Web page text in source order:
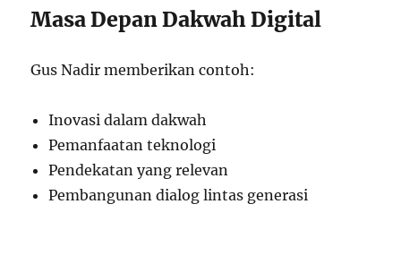
Masa Depan Dakwah Digital
Gus Nadir memberikan contoh:
Inovasi dalam dakwah
Pemanfaatan teknologi
Pendekatan yang relevan
Pembangunan dialog lintas generasi